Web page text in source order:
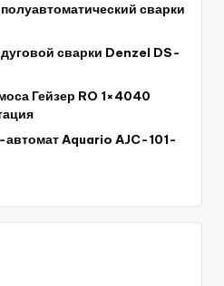
сварки
сварки Denzel DS-
Гейзер RO 1×4040
Aquario AJC-101-